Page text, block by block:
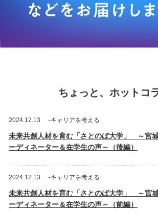
ちょっと、ホットコ
2024.12.13 -キャリアを考える
未来共創人材を育む「さとのば大学」 ～宮
ーディネーター＆在学生の声～（後編）
2024.12.13 -キャリアを考える
未来共創人材を育む「さとのば大学」 ～宮
ーディネーター＆在学生の声～（前編）